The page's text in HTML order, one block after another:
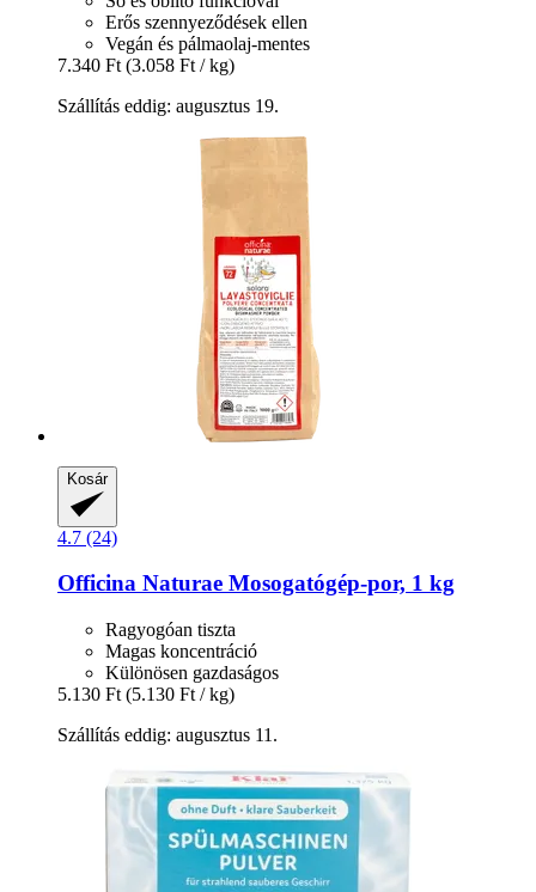
Erős szennyeződések ellen
Vegán és pálmaolaj-mentes
7.340 Ft (3.058 Ft / kg)
Szállítás eddig: augusztus 19.
Kosár
4.7 (24)
Officina Naturae Mosogatógép-​por, 1 kg
Ragyogóan tiszta
Magas koncentráció
Különösen gazdaságos
5.130 Ft (5.130 Ft / kg)
Szállítás eddig: augusztus 11.